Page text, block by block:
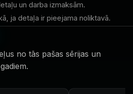
un darba izmaksām.
ja detaļa ir pieejama noliktavā.
no tās pašas sērijas un